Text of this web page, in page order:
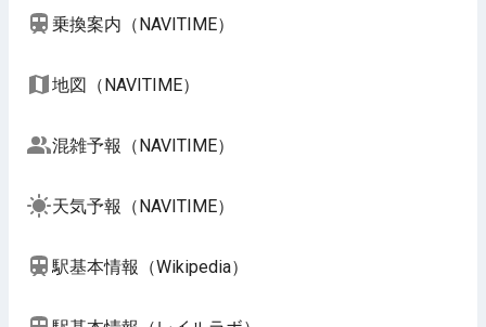
乗換案内（NAVITIME）
地図（NAVITIME）
混雑予報（NAVITIME）
天気予報（NAVITIME）
駅基本情報（Wikipedia）